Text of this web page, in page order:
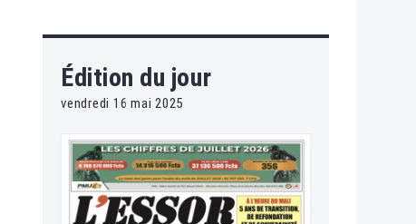
Édition du jour
vendredi 16 mai 2025